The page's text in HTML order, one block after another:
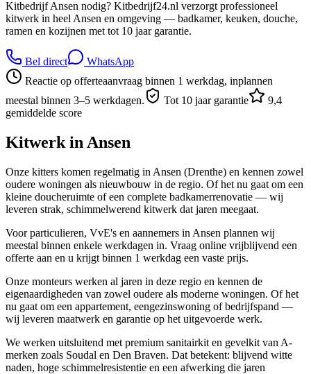
Kitbedrijf Ansen nodig? Kitbedrijf24.nl verzorgt professioneel
kitwerk in heel Ansen en omgeving — badkamer, keuken, douche,
ramen en kozijnen met tot 10 jaar garantie.
Bel direct
WhatsApp
Reactie op offerteaanvraag binnen 1 werkdag, inplannen
meestal binnen 3–5 werkdagen.
Tot 10 jaar garantie
9,4
gemiddelde score
Kitwerk in Ansen
Onze kitters komen regelmatig in Ansen (Drenthe) en kennen zowel
oudere woningen als nieuwbouw in de regio. Of het nu gaat om een
kleine doucheruimte of een complete badkamerrenovatie — wij
leveren strak, schimmelwerend kitwerk dat jaren meegaat.
Voor particulieren, VvE's en aannemers in Ansen plannen wij
meestal binnen enkele werkdagen in. Vraag online vrijblijvend een
offerte aan en u krijgt binnen 1 werkdag een vaste prijs.
Onze monteurs werken al jaren in deze regio en kennen de
eigenaardigheden van zowel oudere als moderne woningen. Of het
nu gaat om een appartement, eengezinswoning of bedrijfspand —
wij leveren maatwerk en garantie op het uitgevoerde werk.
We werken uitsluitend met premium sanitairkit en gevelkit van A-
merken zoals Soudal en Den Braven. Dat betekent: blijvend witte
naden, hoge schimmelresistentie en een afwerking die jaren